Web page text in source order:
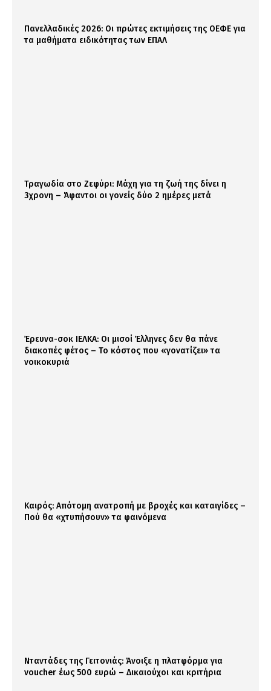
Πανελλαδικές 2026: Οι πρώτες εκτιμήσεις της ΟΕΦΕ για
τα μαθήματα ειδικότητας των ΕΠΑΛ
Τραγωδία στο Ζεφύρι: Μάχη για τη ζωή της δίνει η
3χρονη – Άφαντοι οι γονείς δύο 2 ημέρες μετά
Έρευνα-σοκ ΙΕΛΚΑ: Οι μισοί Έλληνες δεν θα πάνε
διακοπές φέτος – Το κόστος που «γονατίζει» τα
νοικοκυριά
Καιρός: Απότομη ανατροπή με βροχές και καταιγίδες –
Πού θα «χτυπήσουν» τα φαινόμενα
Νταντάδες της Γειτονιάς: Άνοιξε η πλατφόρμα για
voucher έως 500 ευρώ – Δικαιούχοι και κριτήρια